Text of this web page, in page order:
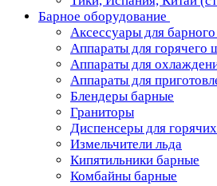
Барное оборудование
Аксессуары для
Аппараты для горячего
Аппараты для
Аппараты для
Блендеры барные
Граниторы
Диспенсеры для
Измельчители льда
Кипятильники барные
Комбайны барные